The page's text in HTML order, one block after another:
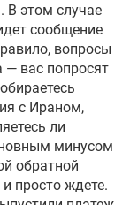
В этом случае
сообщение
вопросы
— вас попросят
с Ираном,
ли
минусом
обратной
просто ждете.